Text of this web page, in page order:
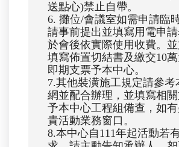
送點心)禁止自帶。
6. 攤位/會議室如需申請臨
請事前提出並填寫用電申
於會後依實際使用收費。
填寫佈置切結書及繳交10
即期支票予本中心。
7.其他裝潢施工規定請參考
網並配合辦理，並填寫相
予本中心工程組備查，如
貴活動業務窗口。
8.本中心自111年起活動若